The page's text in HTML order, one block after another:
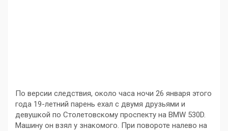
По версии следствия, около часа ночи 26 января этого
года 19-летний парень ехал с двумя друзьями и
девушкой по Столетовскому проспекту на BMW 530D.
Машину он взял у знакомого. При повороте налево на